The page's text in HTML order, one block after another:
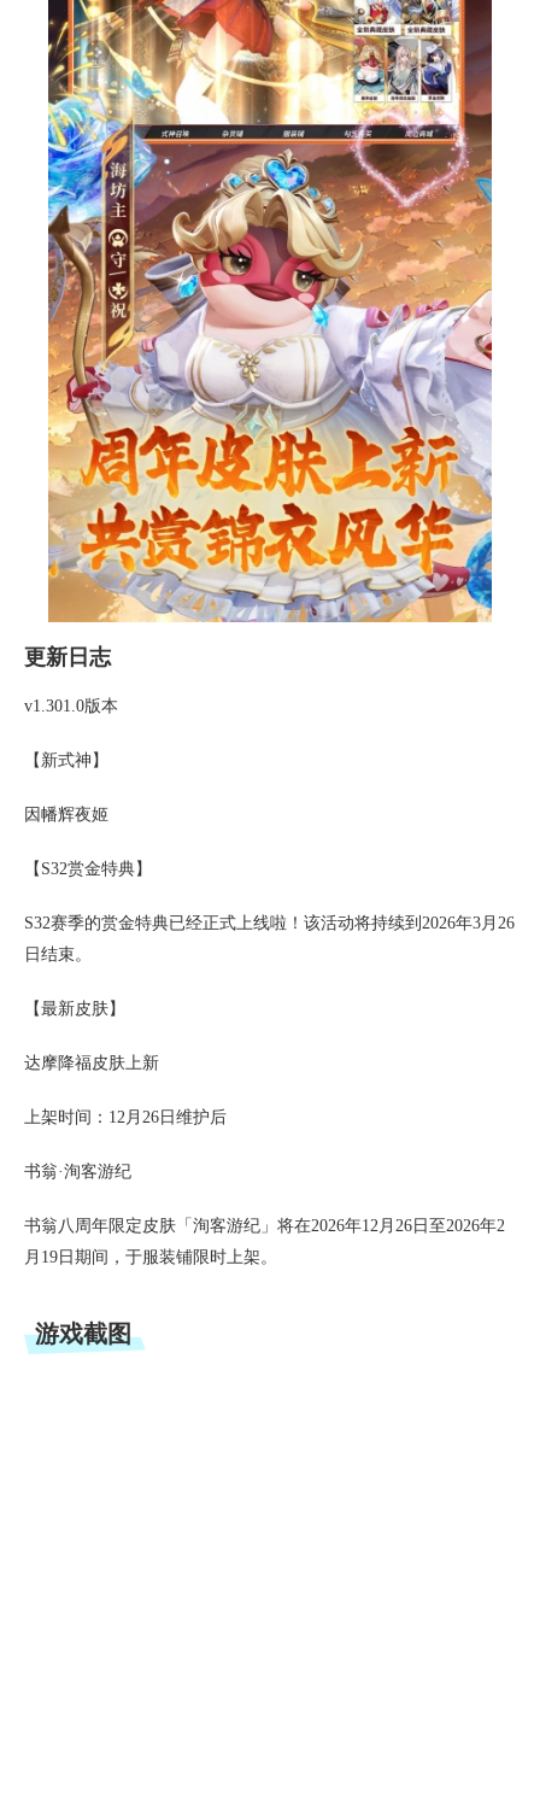
更新日志
v1.301.0版本
【新式神】
因幡辉夜姬
【S32赏金特典】
S32赛季的赏金特典已经正式上线啦！该活动将持续到2026年3月26
日结束。
【最新皮肤】
达摩降福皮肤上新
上架时间：12月26日维护后
书翁·洵客游纪
书翁八周年限定皮肤「洵客游纪」将在2026年12月26日至2026年2
月19日期间，于服装铺限时上架。
游戏截图